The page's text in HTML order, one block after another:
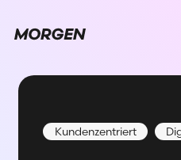
Kundenzentriert